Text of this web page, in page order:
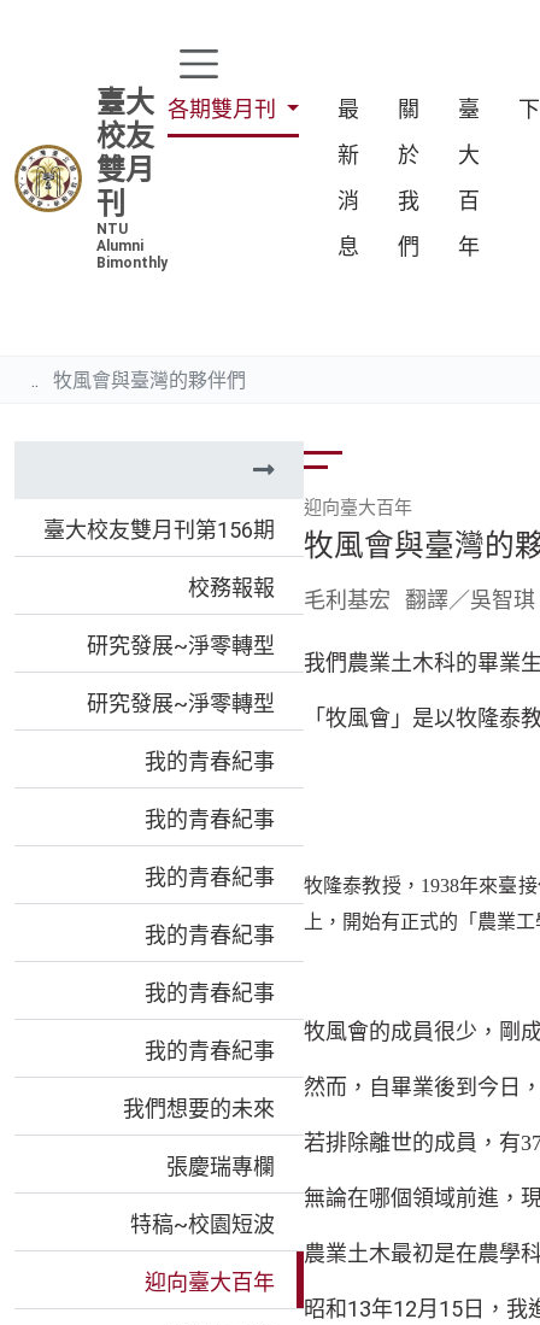
臺大
校友
雙月
刊
NTU
Alumni
Bimonthly
各期雙月刊
最
新
消
息
關
於
我
們
臺
大
百
年
牧風會與臺灣的夥伴們
臺大校友雙月刊第156期
校務報報
研究發展~淨零轉型
研究發展~淨零轉型
我的青春紀事
我的青春紀事
我的青春紀事
我的青春紀事
我的青春紀事
我的青春紀事
我們想要的未來
張慶瑞專欄
特稿~校園短波
迎向臺大百年
迎向臺大百年
牧風會與臺灣的
毛利基宏 翻譯／吳智琪
我們農業土木科的畢業
「牧風會」是以牧隆泰
牧隆泰教授， 1938年來臺
上，開始有正式的「農業
牧風會的成員很少，剛
然而，自畢業後到今日
若排除離世的成員，有
無論在哪個領域前進，
農業土木最初是在農學
昭和 13年12月 15 日，我